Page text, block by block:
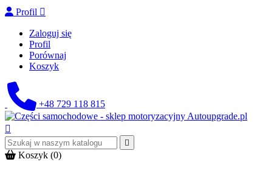
Profil 
Zaloguj się
Profil
Porównaj
Koszyk
+48 729 118 815


Koszyk (0)